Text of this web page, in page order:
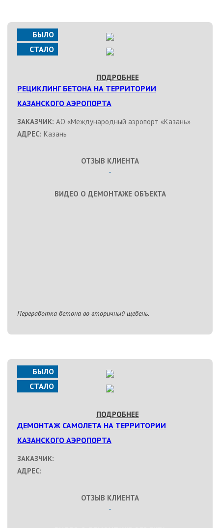
БЫЛО
СТАЛО
ПОДРОБНЕЕ
РЕЦИКЛИНГ БЕТОНА НА ТЕРРИТОРИИ
КАЗАНСКОГО АЭРОПОРТА
ЗАКАЗЧИК: АО «Международный аэропорт «Казань»
АДРЕС: Казань
ОТЗЫВ КЛИЕНТА
ВИДЕО О ДЕМОНТАЖЕ ОБЪЕКТА
Переработка бетона во вторичный щебень.
БЫЛО
СТАЛО
ПОДРОБНЕЕ
ДЕМОНТАЖ САМОЛЕТА НА ТЕРРИТОРИИ
КАЗАНСКОГО АЭРОПОРТА
ЗАКАЗЧИК:
АДРЕС:
ОТЗЫВ КЛИЕНТА